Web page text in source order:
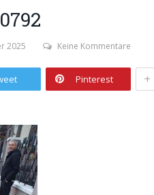
2025 Keine Kommentare
Pinterest +